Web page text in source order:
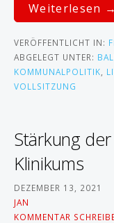
Weiterlesen →
VERÖFFENTLICHT IN:
ABGELEGT UNTER:
KOMMUNALPOLITIK,
VOLLSITZUNG
Stärkung
Klinikums
DEZEMBER 13, 2021
JAN
KOMMENTAR